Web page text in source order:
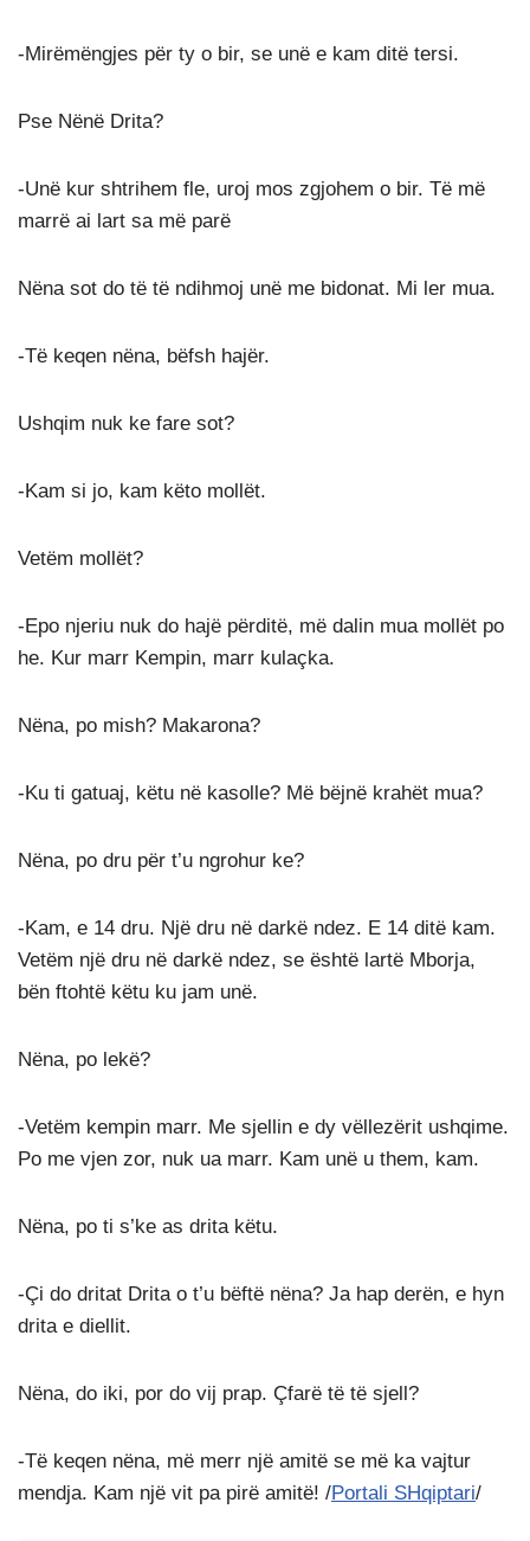
-Mirëmëngjes për ty o bir, se unë e kam ditë tersi.
Pse Nënë Drita?
-Unë kur shtrihem fle, uroj mos zgjohem o bir. Të më
marrë ai lart sa më parë
Nëna sot do të të ndihmoj unë me bidonat. Mi ler mua.
-Të keqen nëna, bëfsh hajër.
Ushqim nuk ke fare sot?
-Kam si jo, kam këto mollët.
Vetëm mollët?
-Epo njeriu nuk do hajë përditë, më dalin mua mollët po
he. Kur marr Kempin, marr kulaçka.
Nëna, po mish? Makarona?
-Ku ti gatuaj, këtu në kasolle? Më bëjnë krahët mua?
Nëna, po dru për t’u ngrohur ke?
-Kam, e 14 dru. Një dru në darkë ndez. E 14 ditë kam.
Vetëm një dru në darkë ndez, se është lartë Mborja,
bën ftohtë këtu ku jam unë.
Nëna, po lekë?
-Vetëm kempin marr. Me sjellin e dy vëllezërit ushqime.
Po me vjen zor, nuk ua marr. Kam unë u them, kam.
Nëna, po ti s’ke as drita këtu.
-Çi do dritat Drita o t’u bëftë nëna? Ja hap derën, e hyn
drita e diellit.
Nëna, do iki, por do vij prap. Çfarë të të sjell?
-Të keqen nëna, më merr një amitë se më ka vajtur
mendja. Kam një vit pa pirë amitë! /Portali SHqiptari/